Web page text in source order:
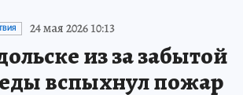
24 мая 2026 10:13
из за забытой
вспыхнул пожар